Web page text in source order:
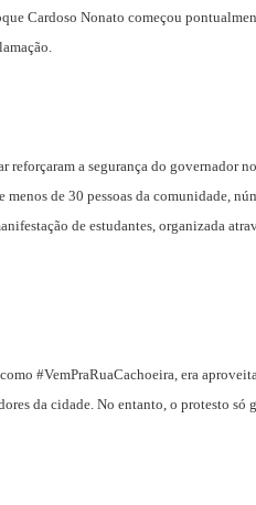
Cardoso Nonato começou
a segurança do governador
de 30 pessoas da comunidade,
de estudantes, organizada
#VemPraRuaCachoeira, era
da cidade. No entanto, o protesto só